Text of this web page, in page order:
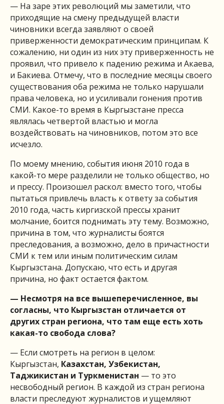
— На заре этих революций мы заметили, что
приходящие на смену предыдущей власти
чиновники всегда заявляют о своей
приверженности демократическим принципам. К
сожалению, ни один из них эту приверженность не
проявил, что привело к падению режима и Акаева,
и Бакиева. Отмечу, что в последние месяцы своего
существования оба режима не только нарушали
права человека, но и усиливали гонения против
СМИ. Какое-то время в Кыргызстане пресса
являлась четвертой властью и могла
воздействовать на чиновников, потом это все
исчезло.
По моему мнению, события июня 2010 года в
какой-то мере разделили не только общество, но
и прессу. Произошел раскол: вместо того, чтобы
пытаться привлечь власть к ответу за события
2010 года, часть киргизской прессы хранит
молчание, боится поднимать эту тему. Возможно,
причина в том, что журналисты боятся
преследования, а возможно, дело в причастности
СМИ к тем или иным политическим силам
Кыргызстана. Допускаю, что есть и другая
причина, но факт остается фактом.
— Несмотря на все вышеперечисленное, вы
согласны, что Кыргызстан отличается от
других стран региона, что там еще есть хоть
какая-то свобода слова?
— Если смотреть на регион в целом:
Кыргызстан, Казахстан, Узбекистан,
Таджикистан и Туркменистан — то это
несвободный регион. В каждой из стран региона
власти преследуют журналистов и ущемляют